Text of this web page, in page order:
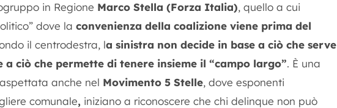
in Regione Marco Stella (Forza Italia), quello a cui
dove la convenienza della coalizione viene prima del
il centrodestra, la sinistra non decide in base a ciò che serve
ciò che permette di tenere insieme il “campo largo”. È una
anche nel Movimento 5 Stelle, dove esponenti
comunale, iniziano a riconoscere che chi delinque non può